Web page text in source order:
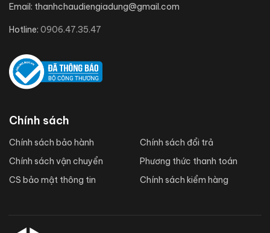
Email: thanhchaudiengiadung@gmail.com
Hotline: 0906.47.35.47
Chính sách
Chính sách bảo hành
Chính sách vận chuyển
CS bảo mật thông tin
Chính sách đổi trả
Phương thức thanh toán
Chính sách kiểm hàng